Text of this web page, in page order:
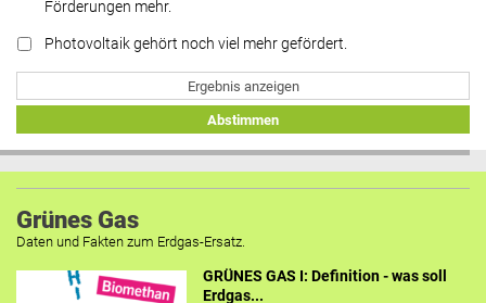
Förderungen mehr.
Photovoltaik gehört noch viel mehr gefördert.
Ergebnis anzeigen
Abstimmen
Grünes Gas
Daten und Fakten zum Erdgas-Ersatz.
GRÜNES GAS I: Definition - was soll
Erdgas...